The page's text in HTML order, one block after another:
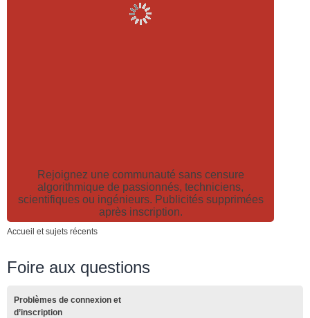
Rejoignez une communauté sans censure
algorithmique de passionnés, techniciens,
scientifiques ou ingénieurs. Publicités supprimées
après inscription.
Accueil et sujets récents
Foire aux questions
Problèmes de connexion et
d’inscription